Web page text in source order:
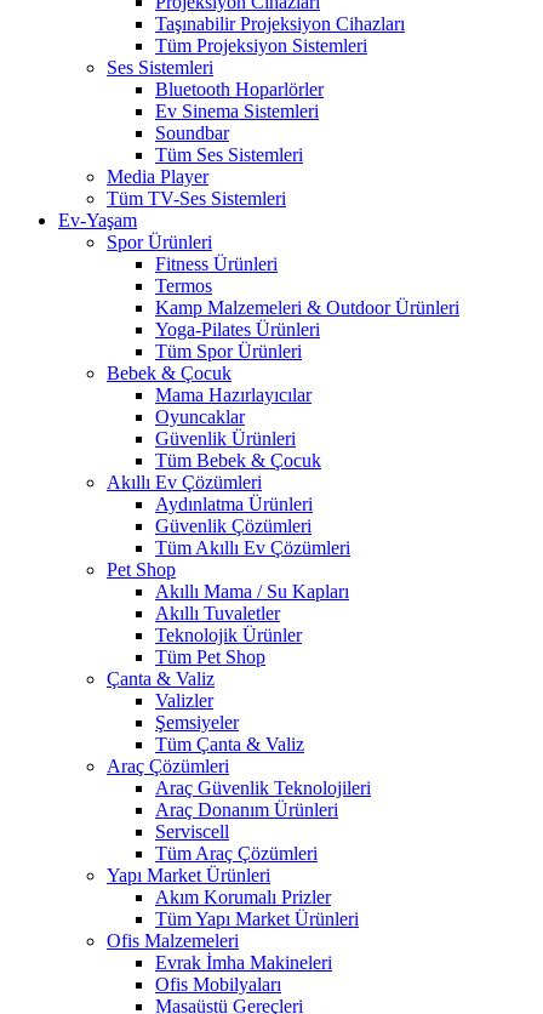
Taşınabilir Projeksiyon Cihazları
Tüm Projeksiyon Sistemleri
Ses Sistemleri
Bluetooth Hoparlörler
Ev Sinema Sistemleri
Soundbar
Tüm Ses Sistemleri
Media Player
Tüm TV-Ses Sistemleri
Ev-Yaşam
Spor Ürünleri
Fitness Ürünleri
Termos
Kamp Malzemeleri & Outdoor Ürünleri
Yoga-Pilates Ürünleri
Tüm Spor Ürünleri
Bebek & Çocuk
Mama Hazırlayıcılar
Oyuncaklar
Güvenlik Ürünleri
Tüm Bebek & Çocuk
Akıllı Ev Çözümleri
Aydınlatma Ürünleri
Güvenlik Çözümleri
Tüm Akıllı Ev Çözümleri
Pet Shop
Akıllı Mama / Su Kapları
Akıllı Tuvaletler
Teknolojik Ürünler
Tüm Pet Shop
Çanta & Valiz
Valizler
Şemsiyeler
Tüm Çanta & Valiz
Araç Çözümleri
Araç Güvenlik Teknolojileri
Araç Donanım Ürünleri
Serviscell
Tüm Araç Çözümleri
Yapı Market Ürünleri
Akım Korumalı Prizler
Tüm Yapı Market Ürünleri
Ofis Malzemeleri
Evrak İmha Makineleri
Ofis Mobilyaları
Masaüstü Gereçleri